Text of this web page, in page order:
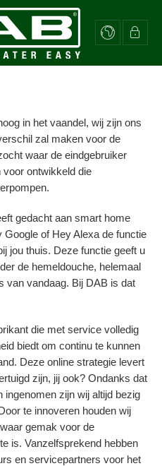
in het vaandel, wij zijn ons
zal maken voor de
waar de eindgebruiker
voor ontwikkeld die
gedacht aan smart home
of Hey Alexa de functie
jou thuis. Deze functie geeft u
de hemeldouche, helemaal
van vandaag. Bij DAB is dat
die met service volledig
biedt om continu te kunnen
Deze online strategie levert
zijn, jij ook? Ondanks dat
ingenomen zijn wij altijd bezig
te innoveren houden wij
gemak voor de
is. Vanzelfsprekend hebben
en servicepartners voor het